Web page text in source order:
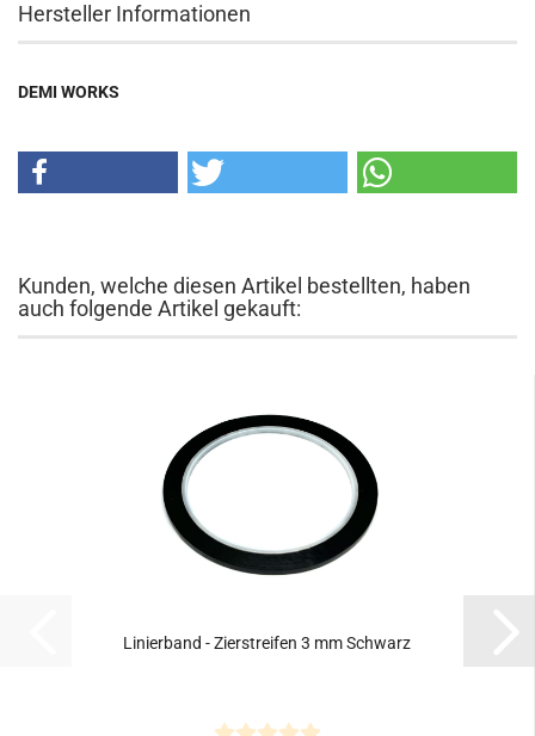
Hersteller Informationen
DEMI WORKS
Kunden, welche diesen Artikel bestellten, haben
auch folgende Artikel gekauft:
Linierband - Zierstreifen 3 mm Schwarz